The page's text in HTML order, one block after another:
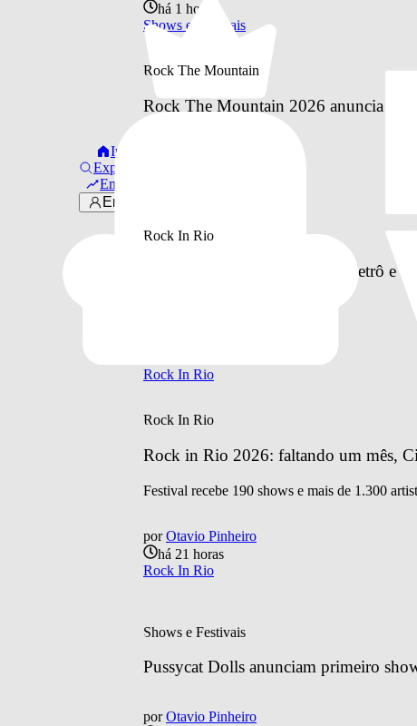
Início
Explorar
Em alta
Entrar
há 1 hora
Shows e Festivais
Rock The Mountain
Rock The Mountain 2026 anuncia
Rock In Rio
Como vai funcionar o BRT, Metrô e
Rock In Rio
Rock In Rio
Rock in Rio 2026: faltando um mês,
Festival recebe 190 shows e mais de 1.300
por Otavio Pinheiro
há 21 horas
Rock In Rio
Shows e Festivais
Pussycat Dolls anunciam primeiro
por Otavio Pinheiro